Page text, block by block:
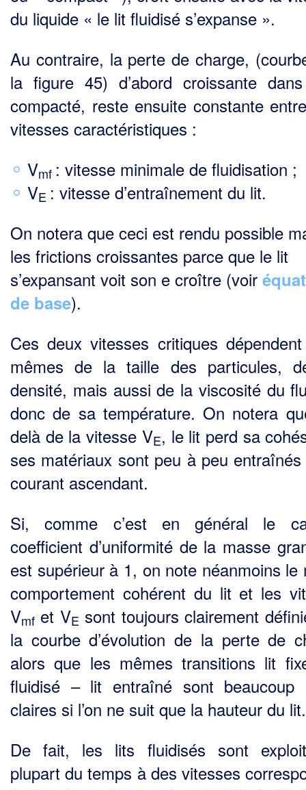
du liquide « le lit fluidisé s’expanse ».
Au contraire, la perte de charge,
la figure 45) d’abord croissante
compacté, reste ensuite constante
vitesses caractéristiques :
Vmf : vitesse minimale de fluidisation ;
VE : vitesse d’entraînement du lit.
On notera que ceci est rendu possible
les frictions croissantes parce que le lit
s’expansant voit son e croître (voir
de base).
Ces deux vitesses critiques
mêmes de la taille des particules,
densité, mais aussi de la viscosité du
donc de sa température. On notera
delà de la vitesse VE, le lit perd sa
ses matériaux sont peu à peu
courant ascendant.
Si, comme c’est en général le
coefficient d’uniformité de la masse
est supérieur à 1, on note néanmoins le
comportement cohérent du lit et les
Vmf et VE sont toujours clairement
la courbe d’évolution de la perte de
alors que les mêmes transitions lit
fluidisé – lit entraîné sont beaucoup
claires si l’on ne suit que la hauteur du lit.
De fait, les lits fluidisés sont
plupart du temps à des vitesses